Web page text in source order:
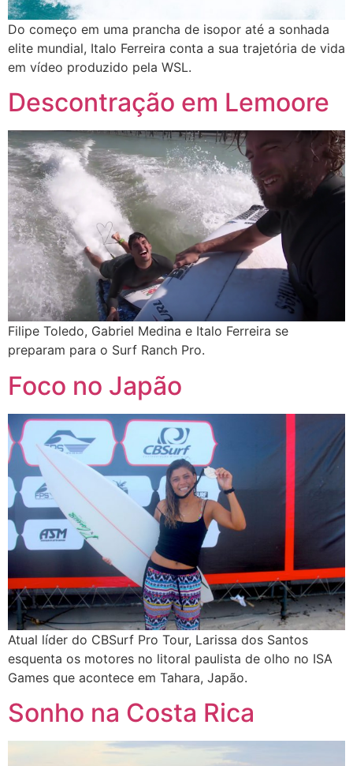
Do começo em uma prancha de isopor até a sonhada
elite mundial, Italo Ferreira conta a sua trajetória de vida
em vídeo produzido pela WSL.
Descontração em Lemoore
Filipe Toledo, Gabriel Medina e Italo Ferreira se
preparam para o Surf Ranch Pro.
Foco no Japão
Atual líder do CBSurf Pro Tour, Larissa dos Santos
esquenta os motores no litoral paulista de olho no ISA
Games que acontece em Tahara, Japão.
Sonho na Costa Rica